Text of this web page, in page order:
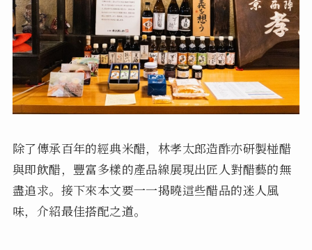
除了傳承百年的經典米醋，林孝太郎造酢亦研製椪醋
與即飲醋，豐富多樣的產品線展現出匠人對醋藝的無
盡追求。接下來本文要一一揭曉這些醋品的迷人風
味，介紹最佳搭配之道。